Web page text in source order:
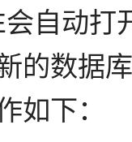
会自动打
的数据
如下：